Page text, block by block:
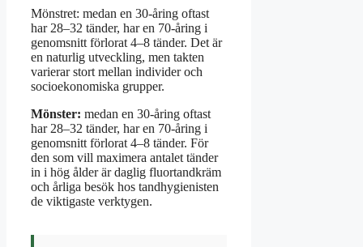
Mönstret: medan en 30-åring oftast
har 28–32 tänder, har en 70-åring i
genomsnitt förlorat 4–8 tänder. Det är
en naturlig utveckling, men takten
varierar stort mellan individer och
socioekonomiska grupper.
Mönster: medan en 30-åring oftast
har 28–32 tänder, har en 70-åring i
genomsnitt förlorat 4–8 tänder. För
den som vill maximera antalet tänder
in i hög ålder är daglig fluortandkräm
och årliga besök hos tandhygienisten
de viktigaste verktygen.